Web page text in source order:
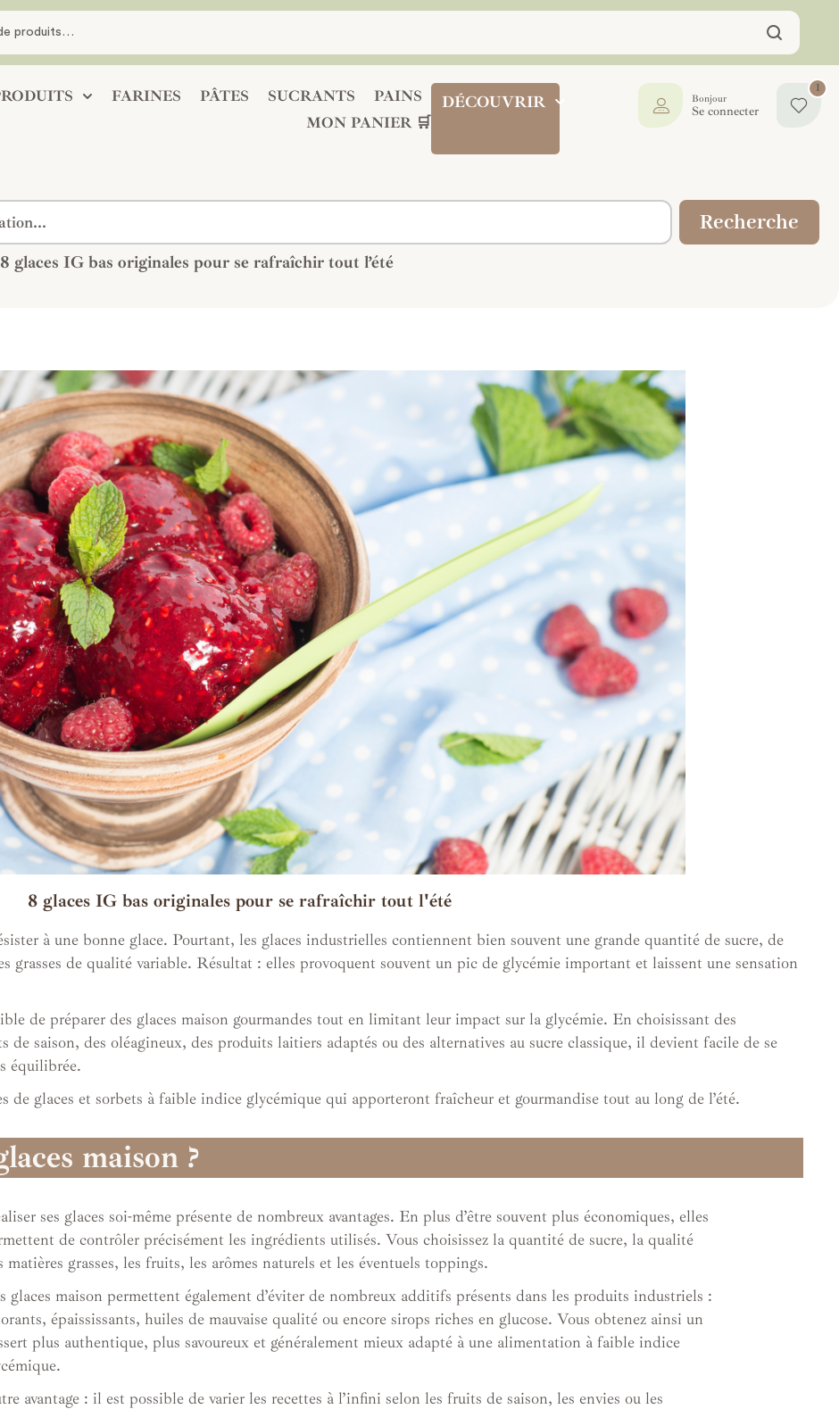
FARINES PÂTES SUCRANTS
PAINS
MON PANIER 🛒
DÉCOUVRIR
1
Bonjour
Se connecter
Recherche
glaces IG bas originales pour se rafraîchir tout l’été
8 glaces IG bas originales pour se rafraîchir tout l'été
à une bonne glace. Pourtant, les glaces industrielles contiennent bien souvent une grande quantité de sucre, de
grasses de qualité variable. Résultat : elles provoquent souvent un pic de glycémie important et laissent une sensation
de préparer des glaces maison gourmandes tout en limitant leur impact sur la glycémie. En choisissant des
de saison, des oléagineux, des produits laitiers adaptés ou des alternatives au sucre classique, il devient facile de se
équilibrée.
de glaces et sorbets à faible indice glycémique qui apporteront fraîcheur et gourmandise tout au long de l’été.
maison ?
ses glaces soi-même présente de nombreux avantages. En plus d’être souvent plus économiques, elles
de contrôler précisément les ingrédients utilisés. Vous choisissez la quantité de sucre, la qualité
matières grasses, les fruits, les arômes naturels et les éventuels toppings.
glaces maison permettent également d’éviter de nombreux additifs présents dans les produits industriels :
épaississants, huiles de mauvaise qualité ou encore sirops riches en glucose. Vous obtenez ainsi un
plus authentique, plus savoureux et généralement mieux adapté à une alimentation à faible indice
avantage : il est possible de varier les recettes à l’infini selon les fruits de saison, les envies ou les